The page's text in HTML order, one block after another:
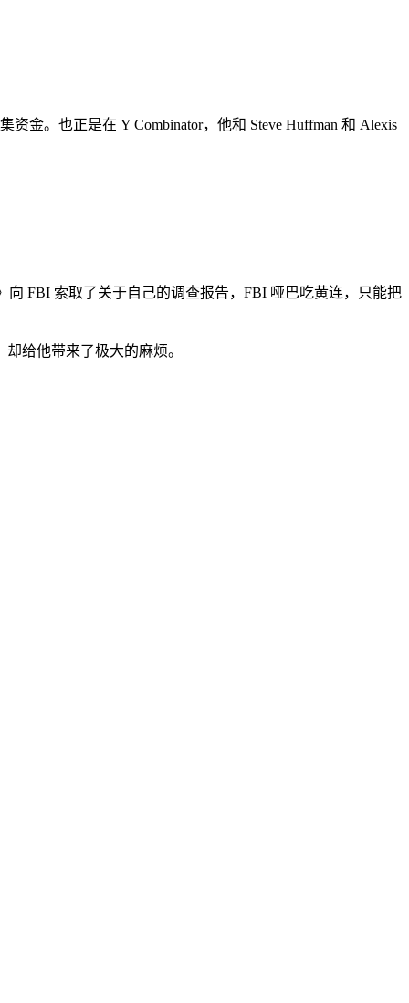
金。也正是在 Y Combinator，他和 Steve Huffman 和 Alexis
FBI 索取了关于自己的调查报告，FBI 哑巴吃黄连，只能把
给他带来了极大的麻烦。